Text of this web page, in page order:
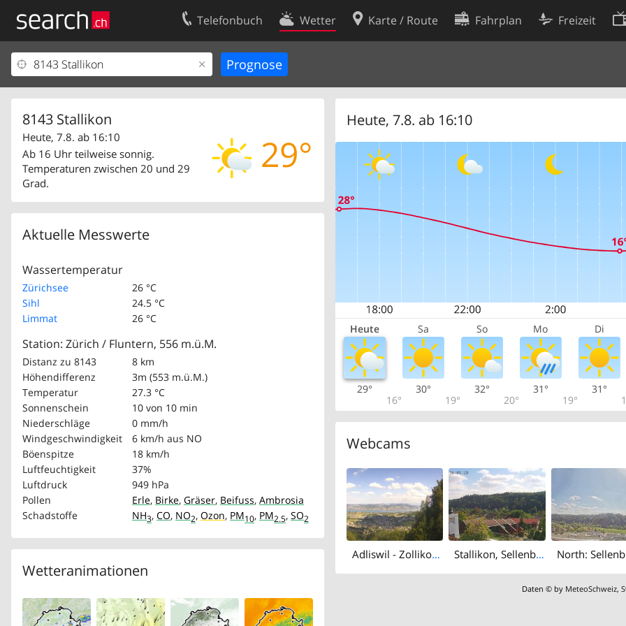
Telefonbuch Wetter Karte / Route Fahrplan Freizeit
8143 Stallikon
29°
Heute, 7.8. ab 16:10
Ab 16 Uhr teilweise sonnig.
Temperaturen zwischen 20 und 29
Grad.
Aktuelle Messwerte
Wassertemperatur
Zürichsee
26 °C
Sihl
24.5 °C
Limmat
26 °C
Station: Zürich / Fluntern, 556 m.ü.M.
Distanz zu 8143
8 km
Höhendifferenz
3m (553 m.ü.M.)
Temperatur
27.3 °C
Sonnenschein
10 von 10 min
Niederschläge
0 mm/h
Windgeschwindigkeit
6 km/h aus NO
Böenspitze
18 km/h
Luftfeuchtigkeit
37%
Luftdruck
949 hPa
Pollen
Erle, Birke, Gräser, Beifuss, Ambrosia
Schadstoffe
NH3, CO, NO2, Ozon, PM10, PM2.5, SO2
Wetteranimationen
Heute, 7.8. ab 16:10
Heute Sa So Mo Di
29°
16°
30°
19°
32°
20°
31°
19°
31°
Webcams
Adliswil - Zollikon - Küsnacht - Erlenbach - Zurich - Herrliberg - Horgen - Zürichsee Stallikon, Sellenbüren - Lake Zurich North:
Daten © by MeteoSchweiz,
Ihr Eintrag
Kundencenter Geschäftskunden
Kontakt
Nutzungsbedingungen
Cookie-Einstellungen